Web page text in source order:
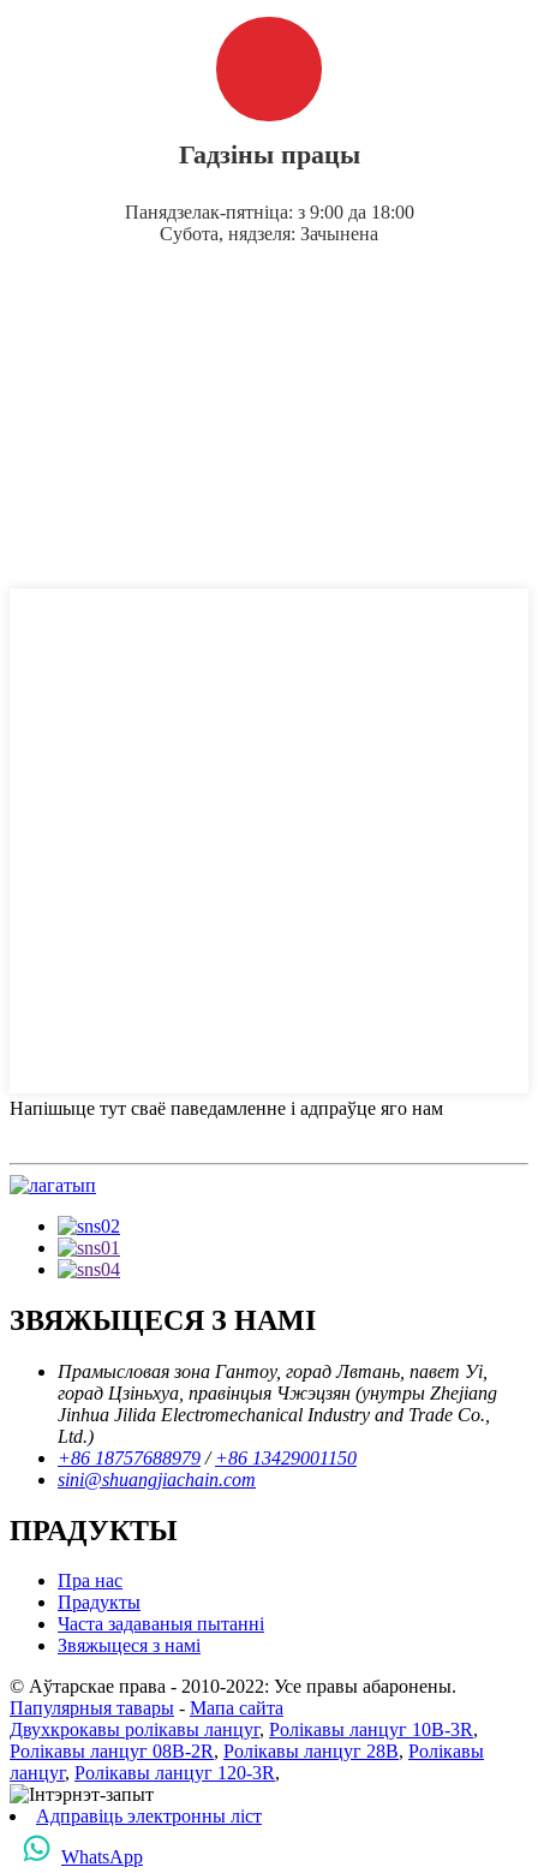
Гадзіны працы
Панядзелак-пятніца: з 9:00 да 18:00
Субота, нядзеля: Зачынена
Напішыце тут сваё паведамленне і адпраўце яго нам
ЗВЯЖЫЦЕСЯ З НАМІ
Прамысловая зона Гантоу, горад Лвтань, павет Уі,
горад Цзіньхуа, правінцыя Чжэцзян (унутры Zhejiang
Jinhua Jilida Electromechanical Industry and Trade Co.,
Ltd.)
+86 18757688979 /+86 13429001150
sini@shuangjiachain.com
ПРАДУКТЫ
Пра нас
Прадукты
Часта задаваныя пытанні
Звяжыцеся з намі
© Аўтарскае права - 2010-2022: Усе правы абаронены.
Папулярныя тавары - Мапа сайта
Двухкрокавы ролікавы ланцуг, Ролікавы ланцуг 10B-3R,
Ролікавы ланцуг 08B-2R, Ролікавы ланцуг 28B, Ролікавы
ланцуг, Ролікавы ланцуг 120-3R,
Адправіць электронны ліст
WhatsApp